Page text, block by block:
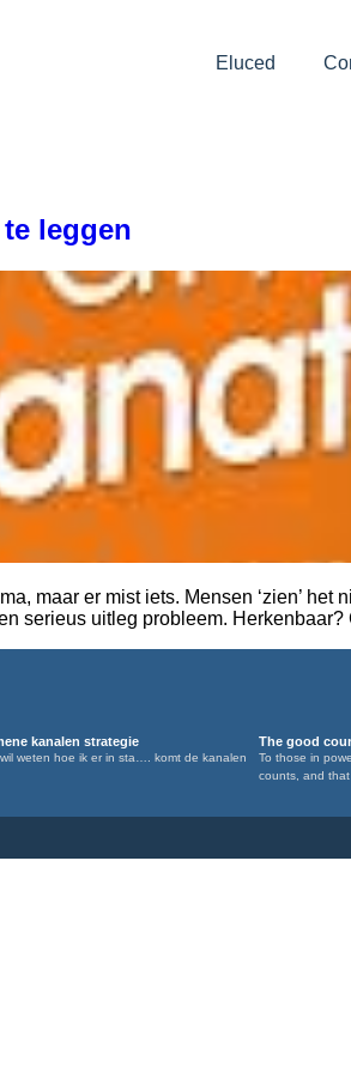
Eluced
leggen
maar er mist iets. Mensen ‘zien’
serieus uitleg probleem.
kanalen strategie
weten hoe ik er in sta…. komt de kanalen
The good
To those in
counts, and that